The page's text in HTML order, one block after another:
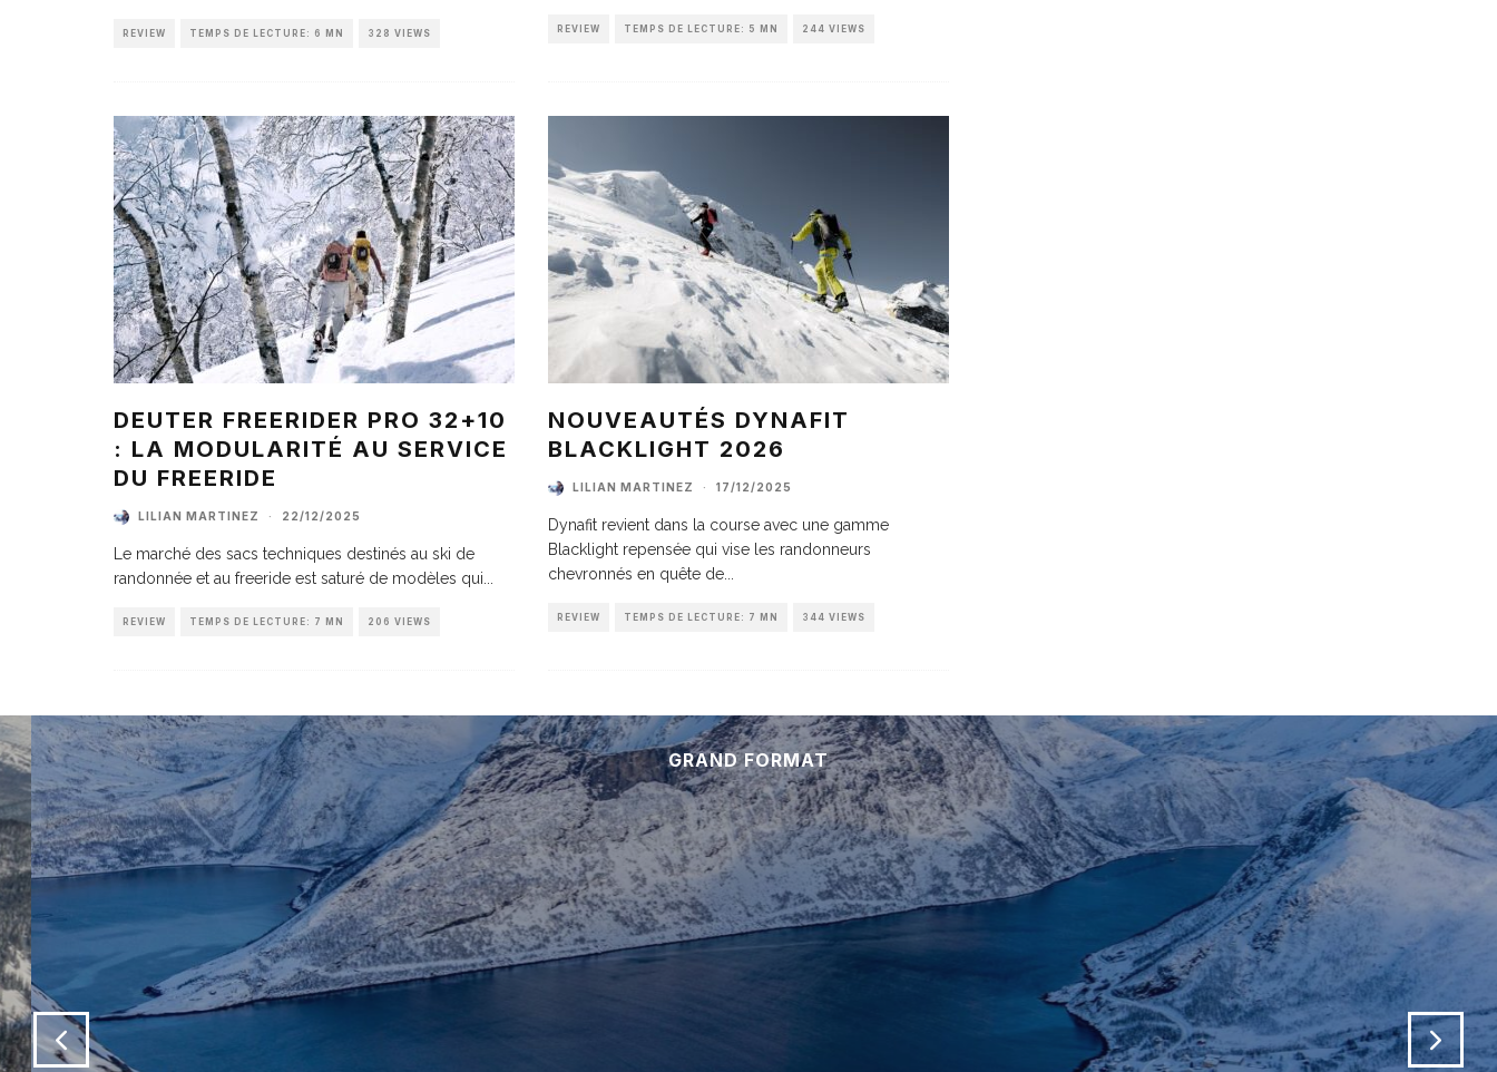
REVIEW TEMPS DE LECTURE: 6 MN 328 VIEWS REVIEW TEMPS DE LECTURE: 5 MN 244 VIEWS
DEUTER FREERIDER PRO 32+10
: LA MODULARITÉ AU SERVICE
DU FREERIDE
LILIAN MARTINEZ · 22/12/2025
Le marché des sacs techniques destinés au ski de
randonnée et au freeride est saturé de modèles qui
REVIEW TEMPS DE LECTURE: 7 MN 206 VIEWS
NOUVEAUTÉS DYNAFIT
BLACKLIGHT 2026
LILIAN MARTINEZ · 17/12/2025
Dynafit revient dans la course avec une gamme
Blacklight repensée qui vise les randonneurs
chevronnés en quête de
REVIEW TEMPS DE LECTURE: 7 MN 344 VIEWS
GRAND FORMAT